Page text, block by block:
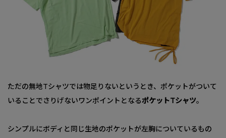
ただの無地Tシャツでは物足りないというとき、ポケットがついて
いることでさりげないワンポイントとなるポケットTシャツ。
シンプルにボディと同じ生地のポケットが左胸についているもの